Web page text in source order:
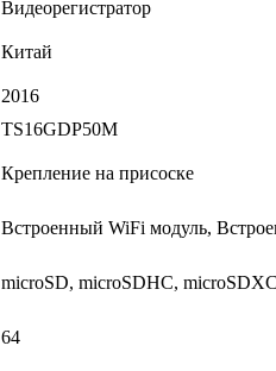
Видеорегистратор
Китай
2016
TS16GDP50M
Крепление на присоске
Встроенный WiFi модуль,
microSD, microSDHC, microSDXC
64